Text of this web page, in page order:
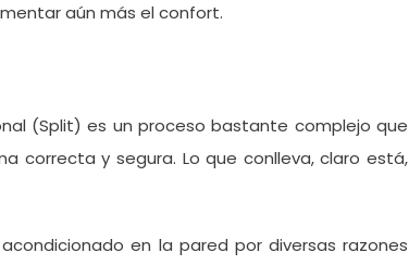
aún más el confort.
(Split) es un proceso bastante complejo que
correcta y segura. Lo que conlleva, claro está,
en la pared por diversas razones